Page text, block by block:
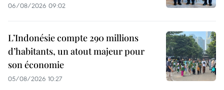
06/08/2026 09:02
L’Indonésie compte 290 millions
d’habitants, un atout majeur pour
son économie
05/08/2026 10:27